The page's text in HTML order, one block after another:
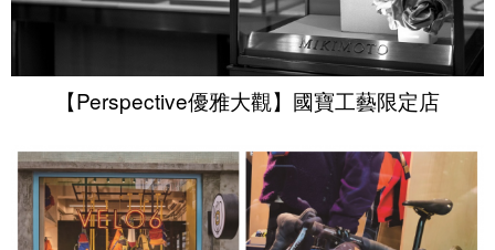
【Perspective優雅大觀】國寶工藝限定店